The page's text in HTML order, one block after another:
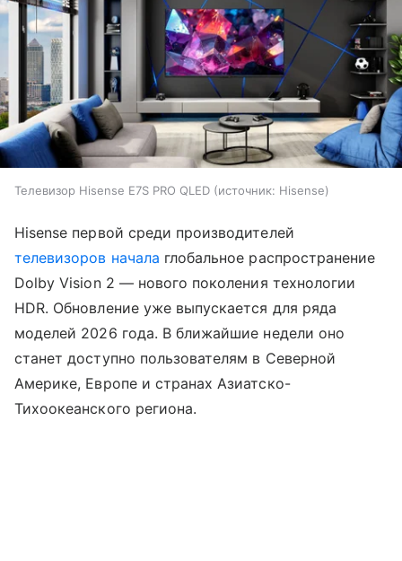
Телевизор Hisense E7S PRO QLED источник: Hisense
Hisense первой среди производителей
телевизоров начала глобальное распространение
Dolby Vision 2 — нового поколения технологии
HDR. Обновление уже выпускается для ряда
моделей 2026 года. В ближайшие недели оно
станет доступно пользователям в Северной
Америке, Европе и странах Азиатско-
Тихоокеанского региона.